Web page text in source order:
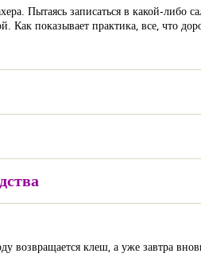
Пытаясь записаться в какой-либо
показывает практика, все, что
возвращается клеш, а уже завтра